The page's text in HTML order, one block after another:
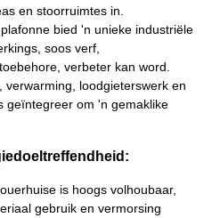
en stoorruimtes in.
bied 'n unieke industriële
soos verf,
verbeter kan word.
verwarming, loodgieterswerk en
geïntegreer om 'n gemaklike
is hoogs volhoubaar,
gebruik en vermorsing